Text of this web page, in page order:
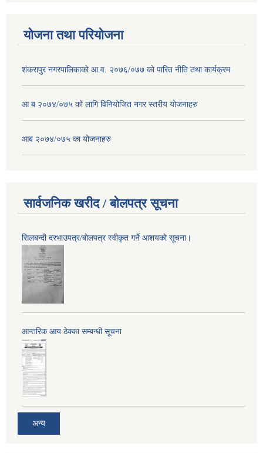
योजना तथा परियोजना
शंकरापुर नगरपालिकाको आ.व. २०७६/०७७ को पारित नीति तथा कार्यक्रम
आ ब २०७४/०७५ को लागि विनियोजित नगर स्तरीय योजनाहरु
आब २०७४/०७५ का योजनाहरु
सार्वजनिक खरीद / बोलपत्र सूचना
सिलबन्दी दरभाउपत्र/बोलपत्र स्वीकृत गर्ने आशयको सूचना।
आन्तरिक आय ठेक्का सम्बन्धी सूचना
अन्य